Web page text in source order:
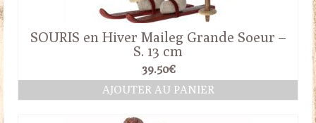
SOURIS en Hiver Maileg Grande Soeur –
S. 13 cm
39.50€
AJOUTER AU PANIER